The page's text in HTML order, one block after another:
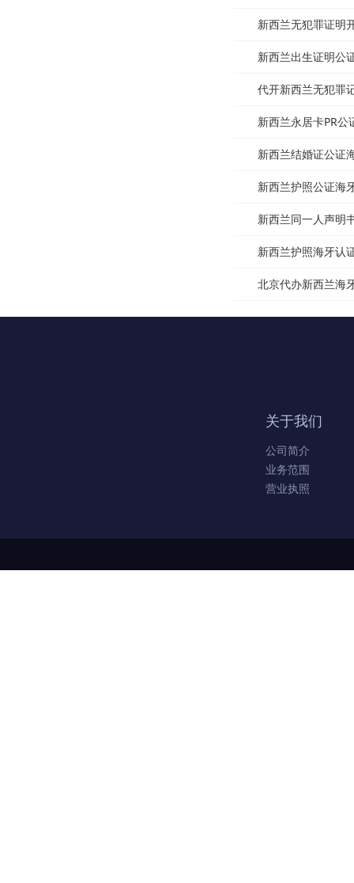
新西兰无犯罪证明
新西兰出生证明公
代开新西兰无犯罪
新西兰永居卡PR
新西兰结婚证公证
新西兰护照公证海
新西兰同一人声明
新西兰护照海牙认
北京代办新西兰海
关于我们
公司简介
业务范围
营业执照